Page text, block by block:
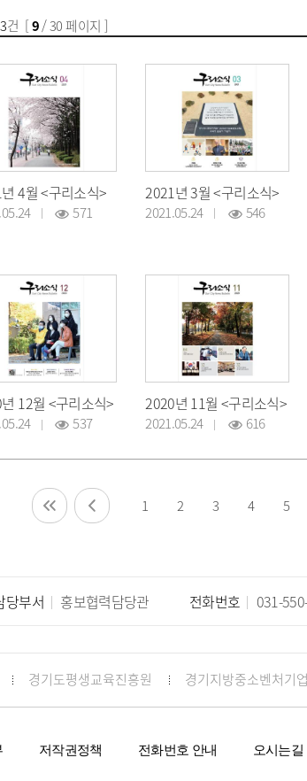
건 [9/ 30 페이지 ]
4월 <구리소식>
571
2021년 3월 <구리소식>
2021.05.24 546
12월 <구리소식>
537
2020년 11월 <구리소식>
2021.05.24 616
1 2 3 4 5
당부서 홍보협력담당관 전화번호 031-
경기도평생교육진흥원 경기지방중소벤처기
저작권정책 전화번호 안내 오시는길